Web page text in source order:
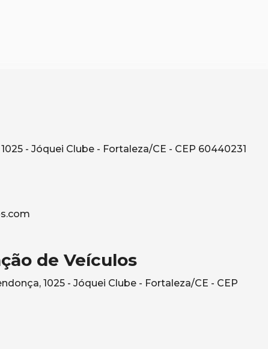
- Jóquei Clube - Fortaleza/CE - CEP 60440231
de Veículos
1025 - Jóquei Clube - Fortaleza/CE - CEP